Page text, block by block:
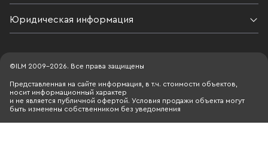
Юридическая информация
©ILM 2009-2026. Все права защищены
Представленная на сайте информация, в т.ч. стоимости объектов,
носит информационный характер
и не является публичной офертой. Условия продажи объекта могут
быть изменены собственником без уведомления